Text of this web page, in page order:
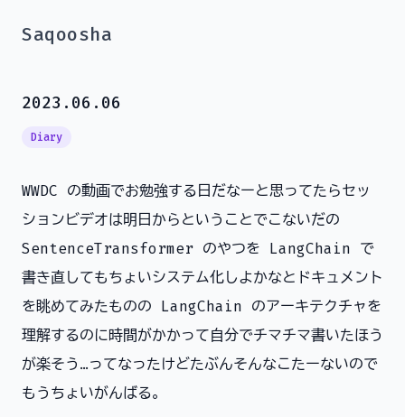
Saqoosha
2023.06.06
Diary
WWDC の動画でお勉強する日だなーと思ってたらセッ
ションビデオは明日からということでこないだの
SentenceTransformer のやつを LangChain で
書き直してもちょいシステム化しよかなとドキュメント
を眺めてみたものの LangChain のアーキテクチャを
理解するのに時間がかかって自分でチマチマ書いたほう
が楽そう…ってなったけどたぶんそんなこたーないので
もうちょいがんばる。